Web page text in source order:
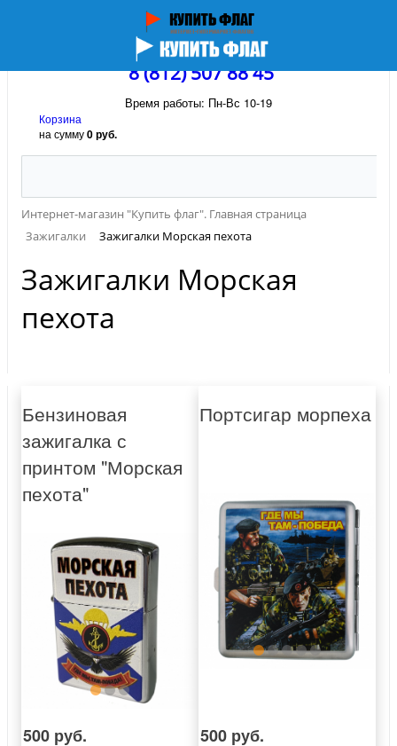
8 (812) 507 88 45
Время работы: Пн-Вс 10-19
Корзина
на сумму0 руб.
Интернет-магазин "Купить флаг". Главная страница
Зажигалки
Зажигалки Морская пехота
Зажигалки Морская
пехота
Бензиновая
зажигалка с
принтом "Морская
пехота"
500 руб.
Портсигар морпеха
500 руб.